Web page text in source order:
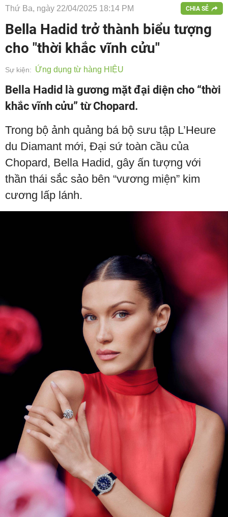
Thứ Ba, ngày 22/04/2025 18:14 PM CHIA SẺ
Bella Hadid trở thành biểu tượng
cho "thời khắc vĩnh cửu"
Sự kiện: Ứng dụng từ hàng HIỆU
Bella Hadid là gương mặt đại diện cho “thời
khắc vĩnh cửu” từ Chopard.
Trong bộ ảnh quảng bá bộ sưu tập L’Heure
du Diamant mới, Đại sứ toàn cầu của
Chopard, Bella Hadid, gây ấn tượng với
thần thái sắc sảo bên “vương miện” kim
cương lấp lánh.